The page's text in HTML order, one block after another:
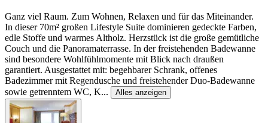
Ganz viel Raum. Zum Wohnen, Relaxen und für das Miteinander.
In dieser 70m² großen Lifestyle Suite dominieren gedeckte Farben,
edle Stoffe und warmes Altholz. Herzstück ist die große gemütliche
Couch und die Panoramaterrasse. In der freistehenden Badewanne
sind besondere Wohlfühlmomente mit Blick nach draußen
garantiert. Ausgestattet mit: begehbarer Schrank, offenes
Badezimmer mit Regendusche und freistehender Duo-Badewanne
sowie getrenntem WC, K... Alles anzeigen